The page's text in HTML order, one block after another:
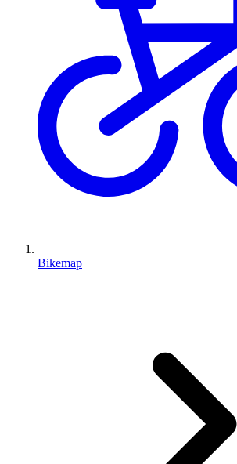
Bikemap